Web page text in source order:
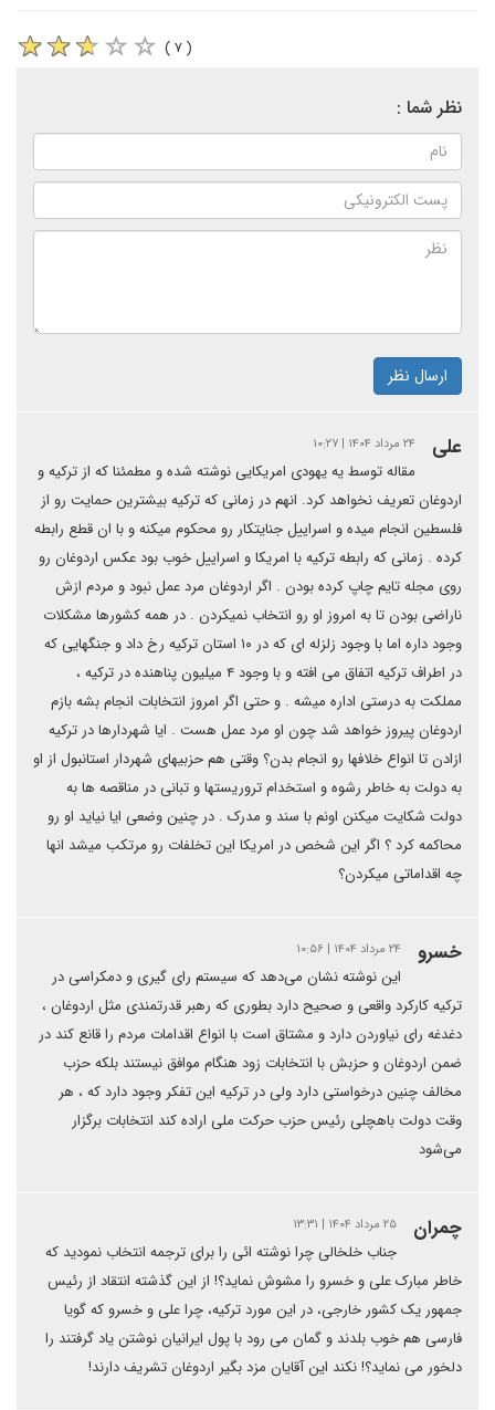
( ۷ )
نظر شما :
ارسال نظر
علی ۲۴ مرداد ۱۴۰۴ | ۱۰:۲۷
مقاله توسط یه یهودی امریکایی نوشته شده و مطمئنا که از ترکیه و
اردوغان تعریف نخواهد کرد. انهم در زمانی که ترکیه بیشترین حمایت رو از
فلسطین انجام میده و اسراییل جنایتکار رو محکوم میکنه و با ان قطع رابطه
کرده . زمانی که رابطه ترکیه با امریکا و اسراییل خوب بود عکس اردوغان رو
روی مجله تایم چاپ کرده بودن . اگر اردوغان مرد عمل نبود و مردم ازش
ناراضی بودن تا به امروز او رو انتخاب نمیکردن . در همه کشورها مشکلات
وجود داره اما با وجود زلزله ای که در ۱۰ استان ترکیه رخ داد و جنگهایی که
در اطراف ترکیه اتفاق می افته و با وجود ۴ میلیون پناهنده در ترکیه ،
مملکت به درستی اداره میشه . و حتی اگر امروز انتخابات انجام بشه بازم
اردوغان پیروز خواهد شد چون او مرد عمل هست . ایا شهردارها در ترکیه
ازادن تا انواع خلافها رو انجام بدن؟ وقتی هم حزبیهای شهردار استانبول از او
به دولت به خاطر رشوه و استخدام تروریستها و تبانی در مناقصه ها به
دولت شکایت میکنن اونم با سند و مدرک . در چنین وضعی ایا نیاید او رو
محاکمه کرد ؟ اگر این شخص در امریکا این تخلفات رو مرتکب میشد انها
چه اقداماتی میکردن؟
خسرو ۲۴ مرداد ۱۴۰۴ | ۱۰:۵۶
این نوشته نشان می‌دهد که سیستم رای گیری و دمکراسی در
ترکیه کارکرد واقعی و صحیح دارد بطوری که رهبر قدرتمندی مثل اردوغان ،
دغدغه رای نیاوردن دارد و مشتاق است با انواع اقدامات مردم را قانع کند در
ضمن اردوغان و حزبش با انتخابات زود هنگام موافق نیستند بلکه حزب
مخالف چنین درخواستی دارد ولی در ترکیه این تفکر وجود دارد که ، هر
وقت دولت باهچلی رئیس حزب حرکت ملی اراده کند انتخابات برگزار
می‌شود
چمران ۲۵ مرداد ۱۴۰۴ | ۱۳:۳۱
جناب خلخالی چرا نوشته ائی را برای ترجمه انتخاب نمودید که
خاطر مبارک علی و خسرو را مشوش نماید؟! از این گذشته انتقاد از رئیس
جمهور یک کشور خارجی، در این مورد ترکیه، چرا علی و خسرو که گویا
فارسی هم خوب بلدند و گمان می رود با پول ایرانیان نوشتن یاد گرفتند را
دلخور می نماید؟! نکند این آقایان مزد بگیر اردوغان تشریف دارند!